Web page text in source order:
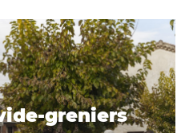
greniers